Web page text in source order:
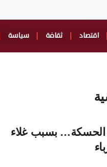
اقتصاد ثقافة سياسة
الحسكة… بسبب غلاء